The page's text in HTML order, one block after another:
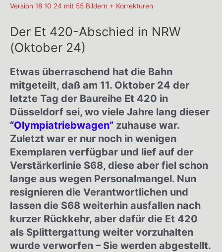
Version 18 10 24 mit 55 Bildern + Korrekturen
Der Et 420-Abschied in NRW
(Oktober 24)
Etwas überraschend hat die Bahn
mitgeteilt, daß am 11. Oktober 24 der
letzte Tag der Baureihe Et 420 in
Düsseldorf sei, wo viele Jahre lang dieser
“Olympiatriebwagen” zuhause war.
Zuletzt war er nur noch in wenigen
Exemplaren verfügbar und lief auf der
Verstärkerlinie S68, diese aber fiel schon
lange aus wegen Personalmangel. Nun
resignieren die Verantwortlichen und
lassen die S68 weiterhin ausfallen nach
kurzer Rückkehr, aber dafür die Et 420
als Splittergattung weiter vorzuhalten
wurde verworfen – Sie werden abgestellt.